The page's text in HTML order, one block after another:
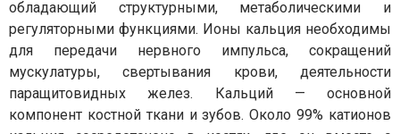
обладающий структурными, метаболическими и
регуляторными функциями. Ионы кальция необходимы
для передачи нервного импульса, сокращений
мускулатуры, свертывания крови, деятельности
паращитовидных желез. Кальций — основной
компонент костной ткани и зубов. Около 99% катионов